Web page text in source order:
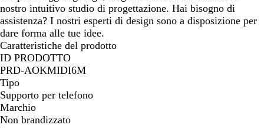
nostro intuitivo studio di progettazione. Hai bisogno di
assistenza? I nostri esperti di design sono a disposizione per
dare forma alle tue idee.
Caratteristiche del prodotto
ID PRODOTTO
PRD-AOKMIDI6M
Tipo
Supporto per telefono
Marchio
Non brandizzato